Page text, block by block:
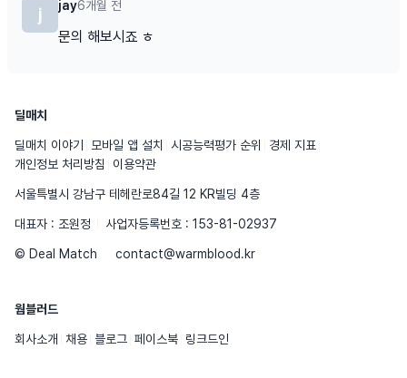
j jay6개월 전
문의 해보시죠 ㅎ
딜매치
딜매치 이야기 모바일 앱 설치 시공능력평가 순위
경제 지표
개인정보 처리방침
이용약관
서울특별시 강남구 테헤란로84길 12 KR빌딩 4층
대표자 : 조원정 사업자등록번호 : 153-81-02937
© Deal Match contact@warmblood.kr
웜블러드
회사소개 채용 블로그 페이스북 링크드인